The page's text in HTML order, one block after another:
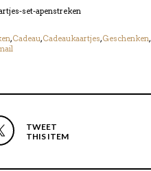
set-apenstreken
,Cadeau,Cadeaukaartjes,Geschenken,
TWEET
THIS ITEM